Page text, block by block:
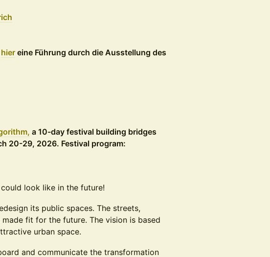
hier eine Führung durch die Ausstellung des
a 10-day festival building bridges
20-29, 2026. Festival program:
look like in the future!
its public spaces. The streets,
fit for the future. The vision is based
urban space.
and communicate the transformation